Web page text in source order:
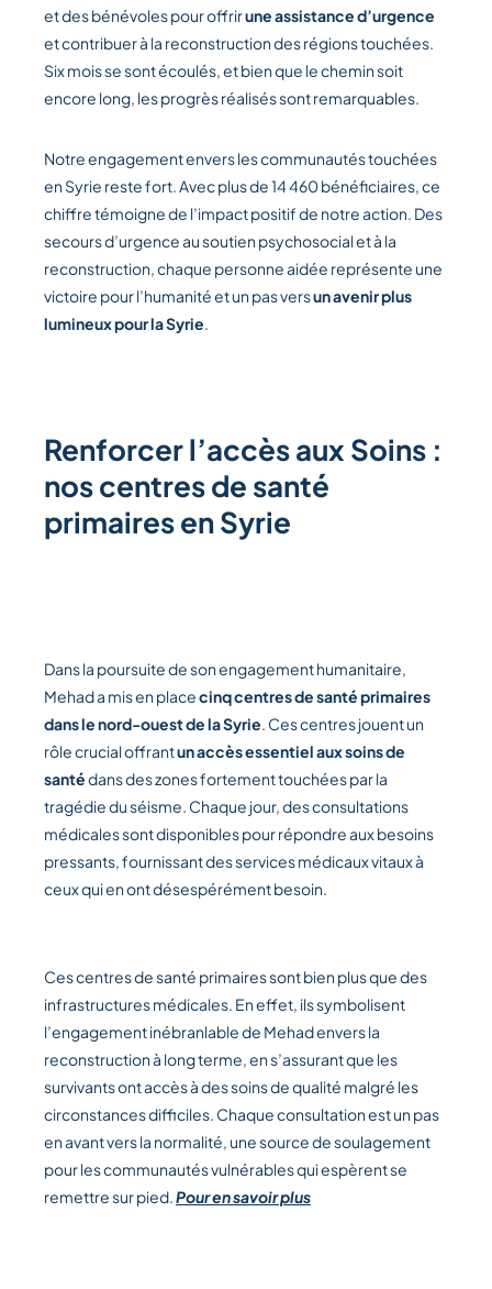
et des bénévoles pour offrirune assistance d’urgence
et contribuer à la reconstruction des régions touchées.
Six mois se sont écoulés, et bien que le chemin soit
encore long, les progrès réalisés sont remarquables.
Notre engagement envers les communautés touchées
en Syrie reste fort. Avec plus de 14 460 bénéficiaires, ce
chiffre témoigne de l’impact positif de notre action. Des
secours d’urgence au soutien psychosocial et à la
reconstruction, chaque personne aidée représente une
victoire pour l’humanité et un pas versun avenir plus
lumineux pour la Syrie.
Renforcer l’accès aux Soins :
nos centres de santé
primaires en Syrie
Dans la poursuite de son engagement humanitaire,
Mehad a mis en placecinq centres de santé primaires
dans le nord-ouest de la Syrie. Ces centres jouent un
rôle crucial offrantun accès essentiel aux soins de
santédans des zones fortement touchées par la
tragédie du séisme. Chaque jour, des consultations
médicales sont disponibles pour répondre aux besoins
pressants, fournissant des services médicaux vitaux à
ceux qui en ont désespérément besoin.
Ces centres de santé primaires sont bien plus que des
infrastructures médicales. En effet, ils symbolisent
l’engagement inébranlable de Mehad envers la
reconstruction à long terme, en s’assurant que les
survivants ont accès à des soins de qualité malgré les
circonstances difficiles. Chaque consultation est un pas
en avant vers la normalité, une source de soulagement
pour les communautés vulnérables qui espèrent se
remettre sur pied.Pour en savoir plus